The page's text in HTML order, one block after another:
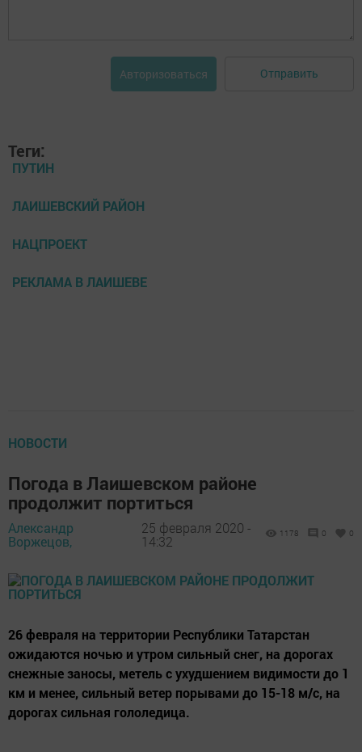
Авторизоваться Отправить
Теги:
ПУТИН
ЛАИШЕВСКИЙ РАЙОН
НАЦПРОЕКТ
РЕКЛАМА В ЛАИШЕВЕ
НОВОСТИ
Погода в Лаишевском районе
продолжит портиться
Александр
Воржецов,
25 февраля 2020 -
14:32
1178 0 0
26 февраля на территории Республики Татарстан
ожидаются ночью и утром сильный снег, на дорогах
снежные заносы, метель с ухудшением видимости до 1
км и менее, сильный ветер порывами до 15-18 м/с, на
дорогах сильная гололедица.